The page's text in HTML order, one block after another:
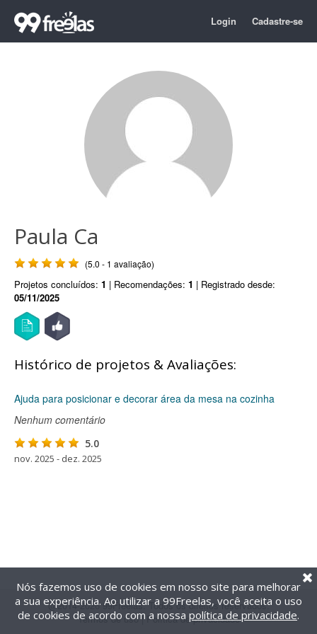
Login Cadastre-se
Paula Ca
(5.0 - 1 avaliação)
Projetos concluídos: 1 | Recomendações: 1 | Registrado desde:
05/11/2025
Histórico de projetos & Avaliações:
Ajuda para posicionar e decorar área da mesa na cozinha
Nenhum comentário
5.0
nov. 2025 - dez. 2025
@2014-2026 99Freelas. Todos os direitos reservados.
Termos de uso| Política de privacidade
Nós fazemos uso de cookies em nosso site para melhorar
a sua experiência. Ao utilizar a 99Freelas, você aceita o uso
de cookies de acordo com a nossa política de privacidade.